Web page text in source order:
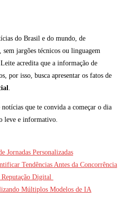
do Brasil e do mundo, de
, sem jargões técnicos ou linguagem
acredita que a informação de
por isso, busca apresentar os fatos de
.
que te convida a começar o dia
leve e informativo.
Jornadas Personalizadas
Tendências Antes da Concorrência
Digital
Múltiplos Modelos de IA